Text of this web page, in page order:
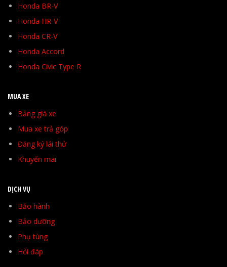
Honda BR-V
Honda HR-V
Honda CR-V
Honda Accord
Honda Civic Type R
MUA XE
Bảng giá xe
Mua xe trả góp
Đăng ký lái thử
Khuyến mãi
DỊCH VỤ
Bảo hành
Bảo dưỡng
Phụ tùng
Hỏi đáp